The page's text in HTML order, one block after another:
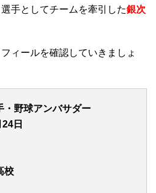
手としてチームを牽引した銀次
ィールを確認していきましょ
・野球アンバサダー
日
校